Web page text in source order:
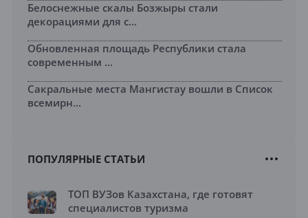
Белоснежные скалы Бозжыры стали
декорациями для с...
Обновленная площадь Республики стала
современным ...
Сакральные места Мангистау вошли в Список
всемирн...
ПОПУЛЯРНЫЕ СТАТЬИ
ТОП ВУЗов Казахстана, где готовят
специалистов туризма